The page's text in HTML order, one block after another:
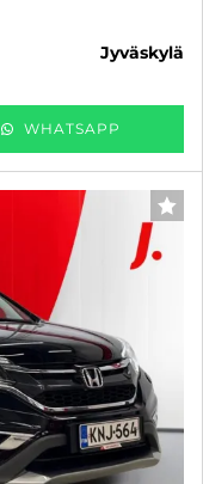
jyväskylä
WHATSAPP